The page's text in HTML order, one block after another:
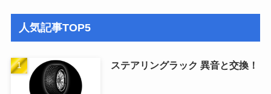
人気記事TOP5
ステアリングラック 異音と交換！